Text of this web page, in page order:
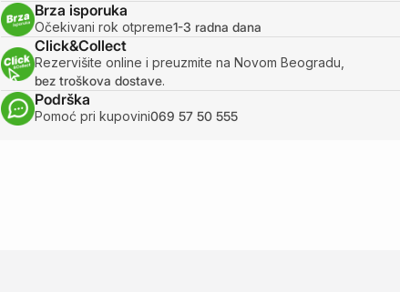
Brza isporuka
Očekivani rok otpreme1-3 radna dana
Click&Collect
Rezervišite online i preuzmite na Novom Beogradu,
bez troškova dostave.
Podrška
Pomoć pri kupovini069 57 50 555